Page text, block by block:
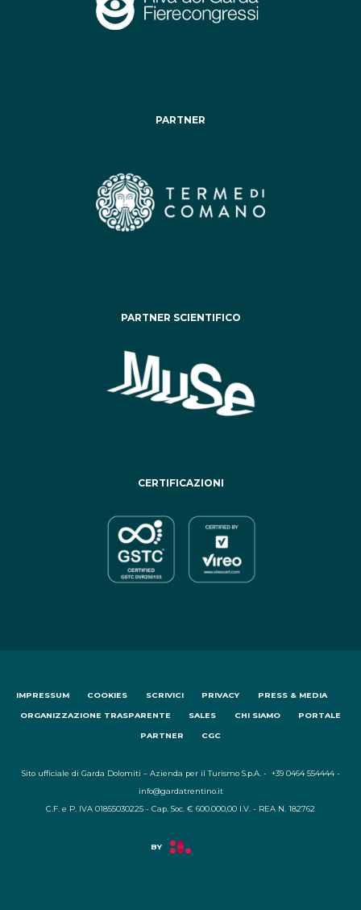
PARTNER
PARTNER SCIENTIFICO
CERTIFICAZIONI
IMPRESSUM COOKIES SCRIVICI PRIVACY PRESS & MEDIA
ORGANIZZAZIONE TRASPARENTE SALES CHI SIAMO PORTALE
PARTNER CGC
Sito ufficiale di Garda Dolomiti – Azienda per il Turismo S.p.A. - +39 0464 554444 -
info@gardatrentino.it
C.F. e P. IVA 01855030225 - Cap. Soc. € 600.000,00 I.V. - REA N. 182762